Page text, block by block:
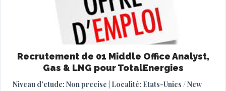
Recrutement de 01 Middle Office Analyst,
Gas & LNG pour TotalEnergies
Niveau d'etude: Non precise | Localité: Etats-Unies / New